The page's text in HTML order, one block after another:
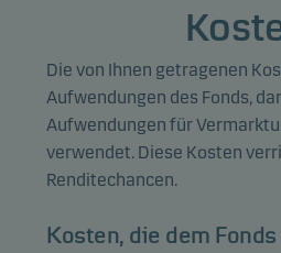
CHASE & CO
18.02.2032
0,90%
UNICREDIT SPA
05.07.2029
0,88%
08.03.2033
Die von Ihnen getragenen
Aufwendungen des Fonds,
Aufwendungen für
verwendet. Diese Kosten
Renditechancen.
Kosten, die dem